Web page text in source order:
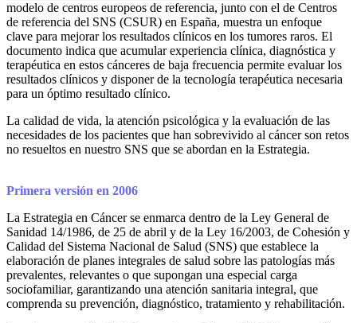
modelo de centros europeos de referencia, junto con el de Centros
de referencia del SNS (CSUR) en España, muestra un enfoque
clave para mejorar los resultados clínicos en los tumores raros. El
documento indica que acumular experiencia clínica, diagnóstica y
terapéutica en estos cánceres de baja frecuencia permite evaluar los
resultados clínicos y disponer de la tecnología terapéutica necesaria
para un óptimo resultado clínico.
La calidad de vida, la atención psicológica y la evaluación de las
necesidades de los pacientes que han sobrevivido al cáncer son retos
no resueltos en nuestro SNS que se abordan en la Estrategia.
Primera versión en 2006
La Estrategia en Cáncer se enmarca dentro de la Ley General de
Sanidad 14/1986, de 25 de abril y de la Ley 16/2003, de Cohesión y
Calidad del Sistema Nacional de Salud (SNS) que establece la
elaboración de planes integrales de salud sobre las patologías más
prevalentes, relevantes o que supongan una especial carga
sociofamiliar, garantizando una atención sanitaria integral, que
comprenda su prevención, diagnóstico, tratamiento y rehabilitación.